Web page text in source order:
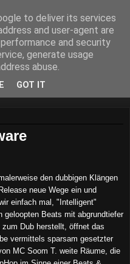
The
den dubbigen Klängen
neue Wege ein und
einfach mal, "Intelligent"
geloopten Beats mit abgrundtiefer
zum Dub herstellt, öffnet das
vermittels sparsam gesetzter
MC Soom T. weite Räume, die
to deliver its services
and user-agent are
and security
generate usage
abuse.
GOT IT